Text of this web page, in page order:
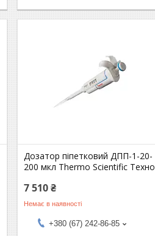
Дозатор піпетковий ДПП-1-20-
200 мкл Thermo Scientific Техно
7 510 ₴
Немає в наявності
+380 (67) 242-86-85